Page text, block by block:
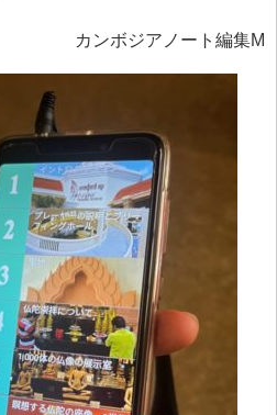
カンボジアノート編集M